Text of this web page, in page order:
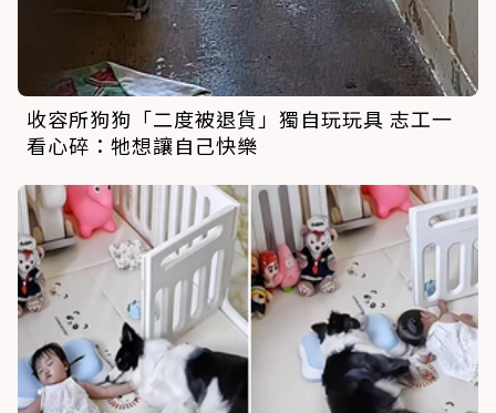
收容所狗狗「二度被退貨」獨自玩玩具 志工一
看心碎：牠想讓自己快樂